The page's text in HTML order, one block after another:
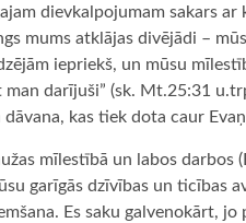
dievkalpojumam sakars
mums atklājas divējādi –
iepriekš, un mūsu
man darījuši” (sk. Mt.25:31
kas tiek dota caur
mīlestībā un labos
garīgās dzīvības un ticības
Es saku galvenokārt,